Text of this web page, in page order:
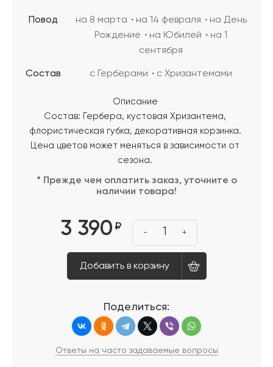
Повод на 8 марта на 14 февраля
на День
Рождение
на Юбилей
на 1
сентября
Состав с Герберами с Хризантемами
Описание
Состав: Гербера, кустовая Хризантема,
флористическая губка, декоративная корзинка.
Цена цветов может меняться в зависимости от
сезона.
* Прежде чем оплатить заказ, уточните о
наличии товара!
3 390 ₽
- 1 +
Добавить в корзину
Поделиться:
Ответы на часто задаваемые вопросы